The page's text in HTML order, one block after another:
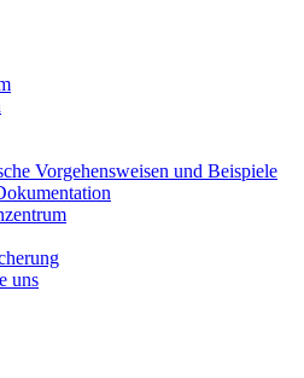
Vorgehensweisen und Beispiele
uns